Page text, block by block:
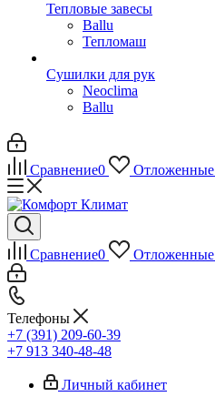
Тепловые завесы
Ballu
Тепломаш
Сушилки для рук
Neoclima
Ballu
Сравнение0 Отложенные
Сравнение0 Отложенные
Телефоны
+7 (391) 209-60-39
+7 913 340-48-48
Личный кабинет